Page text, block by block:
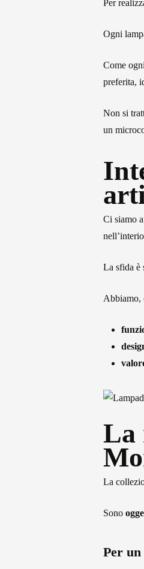
Per
Ogni
Come
preferita,
Non si
un
Ci siamo
La sfida è
Abbiamo,
La
La
Sono
Per